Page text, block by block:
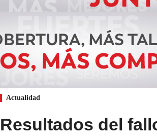
Actualidad
Resultados del